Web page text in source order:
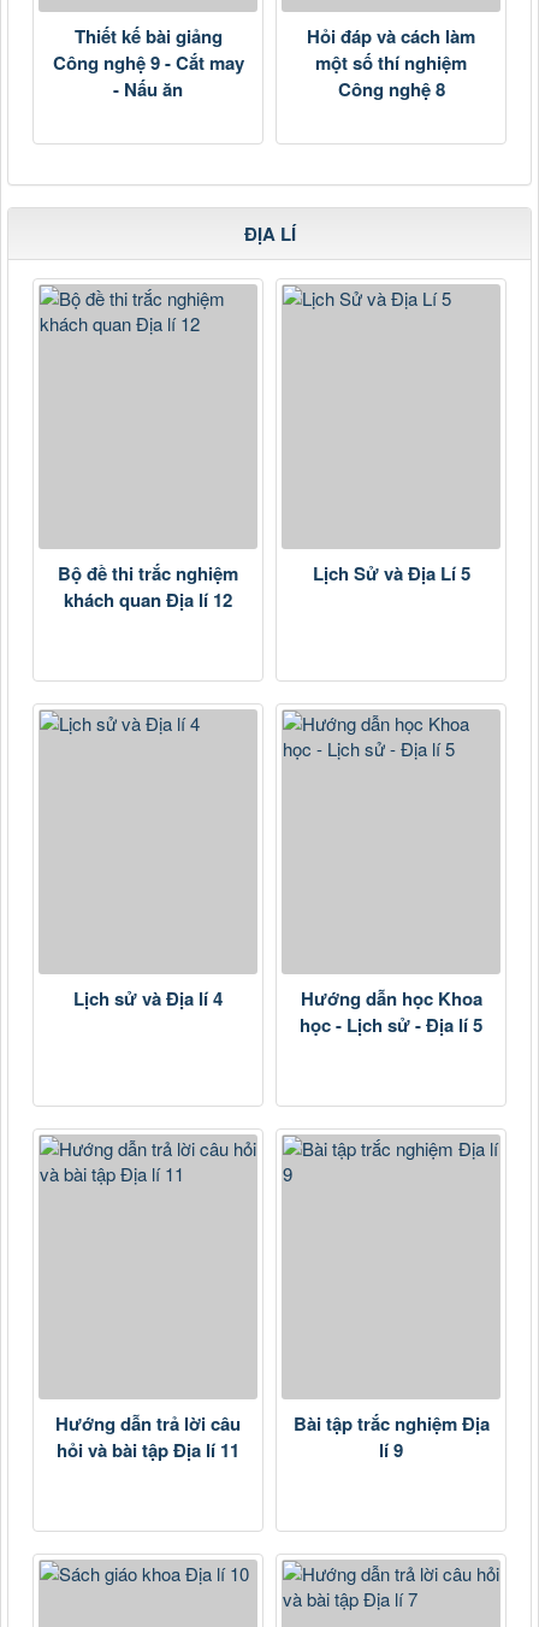
Thiết kế bài giảng
Công nghệ 9 - Cắt may
- Nấu ăn
Hỏi đáp và cách làm
một số thí nghiệm
Công nghệ 8
ĐỊA LÍ
Bộ đề thi trắc nghiệm
khách quan Địa lí 12
Lịch Sử và Địa Lí 5
Lịch sử và Địa lí 4
Hướng dẫn học Khoa
học - Lịch sử - Địa lí 5
Hướng dẫn trả lời câu
hỏi và bài tập Địa lí 11
Bài tập trắc nghiệm Địa
lí 9